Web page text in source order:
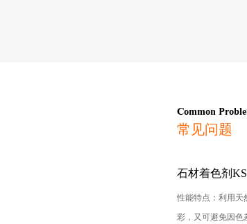
Common
常见问题
石材着色剂
性能特点：利用天
彩，又可避免因色